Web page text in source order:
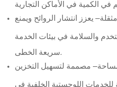
– يعزز انتشار الروائح ويمنع
والسلامة في بيئات الخدمة
– مصممة لتسهيل التخزين
للخدمات اللوجستية الخلفية في